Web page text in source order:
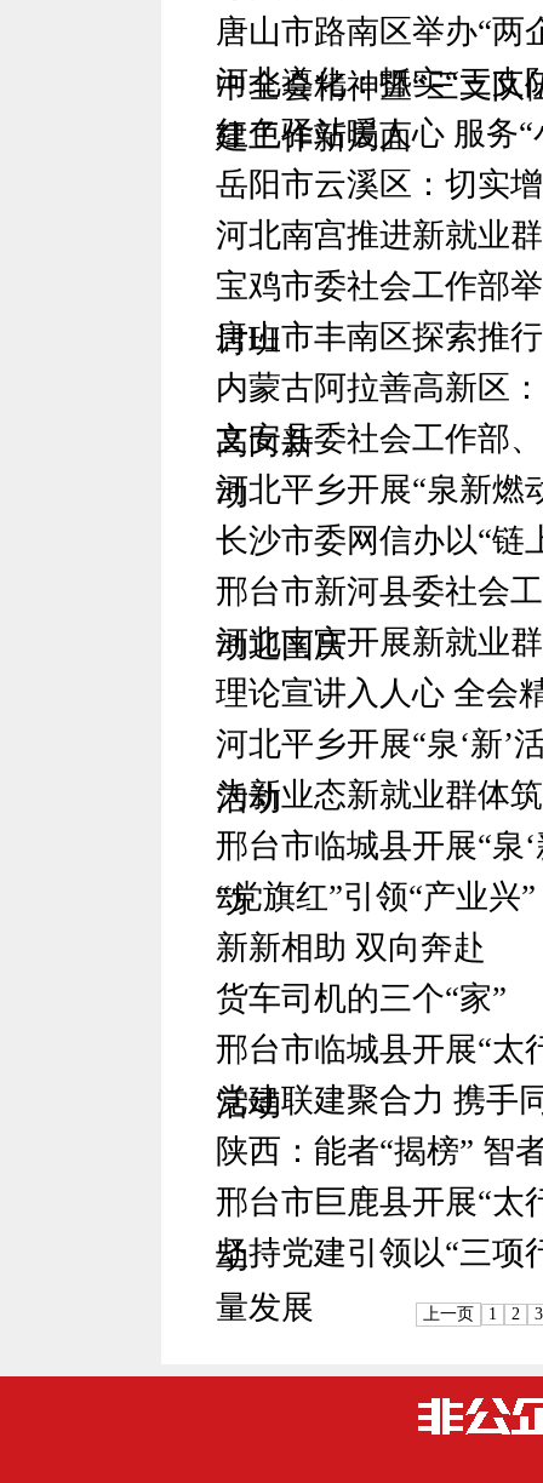
唐山市路南区举办“两
中全会精神暨“三支队
河北遵化：抓实“三支
建工作新局面
红色驿站暖人心 服务“
岳阳市云溪区：切实
河北南宫推进新就业
宝鸡市委社会工作部
讨班
唐山市丰南区探索推
内蒙古阿拉善高新区
高向新
文安县委社会工作部
动
河北平乡开展“泉新燃
长沙市委网信办以“链
邢台市新河县委社会
动迎国庆
河北南宫开展新就业
理论宣讲入人心 全会
河北平乡开展“泉‘新’
活动
为新业态新就业群体
邢台市临城县开展“泉
动
“党旗红”引领“产业兴
新新相助 双向奔赴
货车司机的三个“家”
邢台市临城县开展“太
活动
党建联建聚合力 携手
陕西：能者“揭榜” 智
邢台市巨鹿县开展“太
动
坚持党建引领以“三项
量发展 上一页 1 2 3